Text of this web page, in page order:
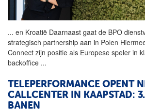
... en Kroatië Daarnaast gaat de BPO
strategisch partnership aan in Polen
Connect zijn positie als Europese speler in
backoffice ...
TELEPERFORMANCE OPENT
CALLCENTER IN KAAPSTAD:
BANEN